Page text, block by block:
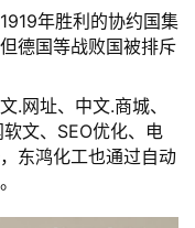
年胜利的协约国集
德国等战败国被排斥
.网址、中文.商城、
文、SEO优化、电
东鸿化工也通过自动